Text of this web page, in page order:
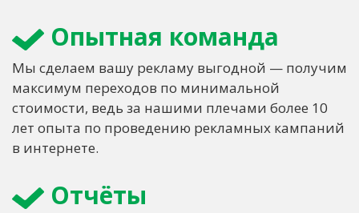
Опытная команда
Мы сделаем вашу рекламу выгодной — получим
максимум переходов по минимальной
стоимости, ведь за нашими плечами более 10
лет опыта по проведению рекламных кампаний
в интернете.
Отчёты